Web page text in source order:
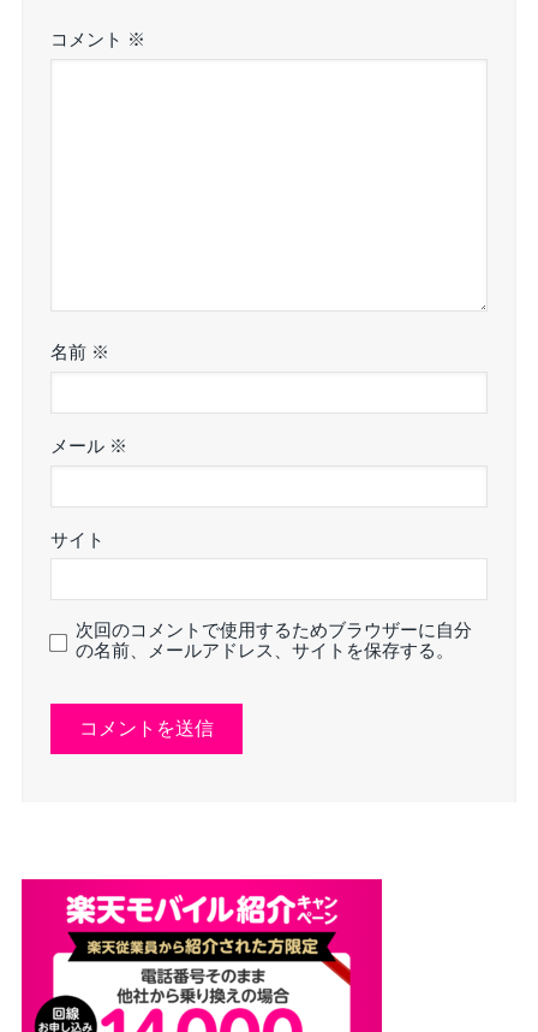
コメント ※
名前 ※
メール ※
サイト
次回のコメントで使用するためブラウザーに自分
の名前、メールアドレス、サイトを保存する。